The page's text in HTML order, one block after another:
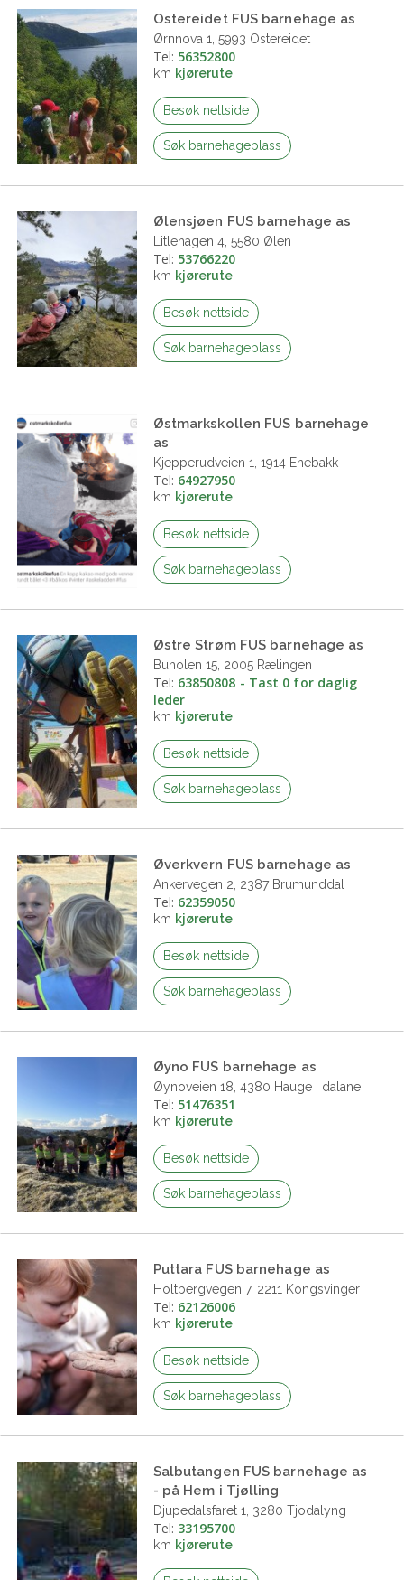
Ostereidet FUS barnehage as
Ørnnova 1, 5993 Ostereidet
Tel: 56352800
km kjørerute
Besøk nettside
Søk barnehageplass
Ølensjøen FUS barnehage as
Litlehagen 4, 5580 Ølen
Tel: 53766220
km kjørerute
Besøk nettside
Søk barnehageplass
Østmarkskollen FUS barnehage
as
Kjepperudveien 1, 1914 Enebakk
Tel: 64927950
km kjørerute
Besøk nettside
Søk barnehageplass
Østre Strøm FUS barnehage as
Buholen 15, 2005 Rælingen
Tel: 63850808 - Tast 0 for daglig
leder
km kjørerute
Besøk nettside
Søk barnehageplass
Øverkvern FUS barnehage as
Ankervegen 2, 2387 Brumunddal
Tel: 62359050
km kjørerute
Besøk nettside
Søk barnehageplass
Øyno FUS barnehage as
Øynoveien 18, 4380 Hauge I dalane
Tel: 51476351
km kjørerute
Besøk nettside
Søk barnehageplass
Puttara FUS barnehage as
Holtbergvegen 7, 2211 Kongsvinger
Tel: 62126006
km kjørerute
Besøk nettside
Søk barnehageplass
Salbutangen FUS barnehage as
- på Hem i Tjølling
Djupedalsfaret 1, 3280 Tjodalyng
Tel: 33195700
km kjørerute